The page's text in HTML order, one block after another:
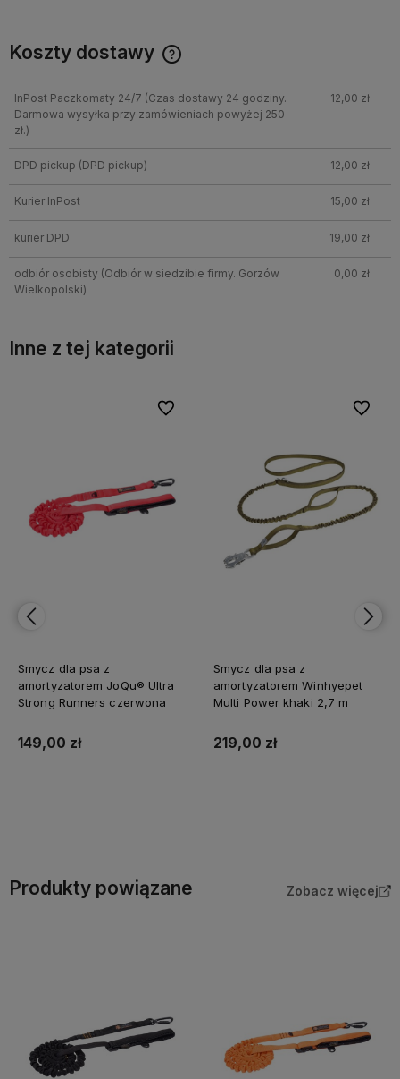
Koszty dostawy
InPost Paczkomaty 24/7 (Czas dostawy 24 godziny.
Darmowa wysyłka przy zamówieniach powyżej 250
zł.)
12,00 zł
DPD pickup (DPD pickup) 12,00 zł
Kurier InPost 15,00 zł
kurier DPD 19,00 zł
odbiór osobisty (Odbiór w siedzibie firmy. Gorzów
Wielkopolski)
0,00 zł
Inne z tej kategorii
Smycz dla psa z
amortyzatorem JoQu® Ultra
Strong Runners czerwona
149,00 zł
Do ulubionych
Smycz dla psa z
amortyzatorem Winhyepet
Multi Power khaki 2,7 m
219,00 zł
Do
Produkty powiązane Zobacz więcej